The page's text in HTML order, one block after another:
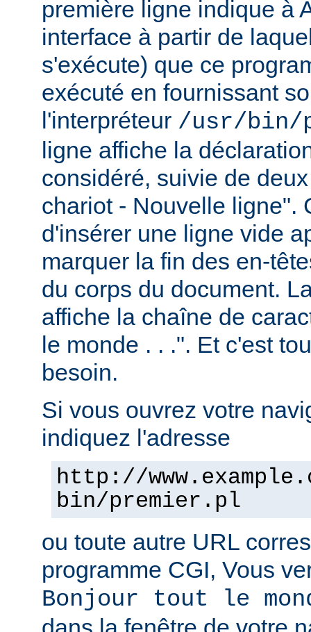
première ligne indique à
interface à partir de
s'exécute) que ce
exécuté en fournissant
l'interpréteur /usr/bin/
ligne affiche la
considéré, suivie de
chariot - Nouvelle ligne".
d'insérer une ligne vide
marquer la fin des en-
du corps du document.
affiche la chaîne de
le monde . . .". Et c'est
besoin.
Si vous ouvrez votre
indiquez l'adresse
http://
bin/premier.pl
ou toute autre URL
programme CGI, Vous
Bonjour tout le